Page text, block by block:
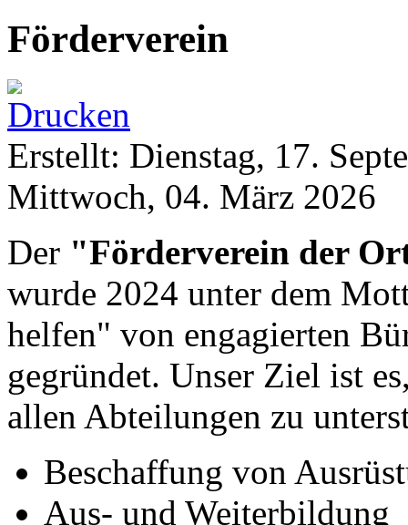
Förderverein
Erstellt: Dienstag, 17.
Mittwoch, 04. März 2026
Der "Förderverein der
wurde 2024 unter dem
helfen" von engagierten
gegründet. Unser Ziel ist
allen Abteilungen zu
Beschaffung von
Aus- und Weiterbildung